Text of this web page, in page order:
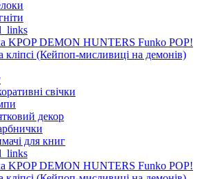
свічки
декор
для книг